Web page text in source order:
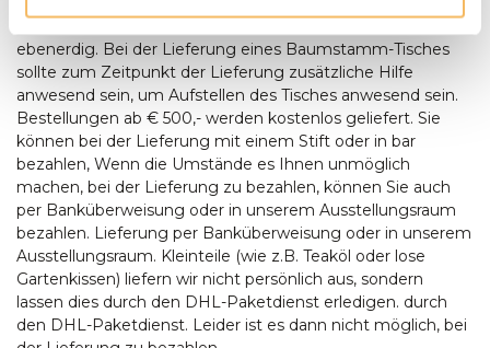
ebenerdig. Bei der Lieferung eines Baumstamm-Tisches
sollte zum Zeitpunkt der Lieferung zusätzliche Hilfe
anwesend sein, um Aufstellen des Tisches anwesend sein.
Bestellungen ab € 500,- werden kostenlos geliefert. Sie
können bei der Lieferung mit einem Stift oder in bar
bezahlen, Wenn die Umstände es Ihnen unmöglich
machen, bei der Lieferung zu bezahlen, können Sie auch
per Banküberweisung oder in unserem Ausstellungsraum
bezahlen. Lieferung per Banküberweisung oder in unserem
Ausstellungsraum. Kleinteile (wie z.B. Teaköl oder lose
Gartenkissen) liefern wir nicht persönlich aus, sondern
lassen dies durch den DHL-Paketdienst erledigen. durch
den DHL-Paketdienst. Leider ist es dann nicht möglich, bei